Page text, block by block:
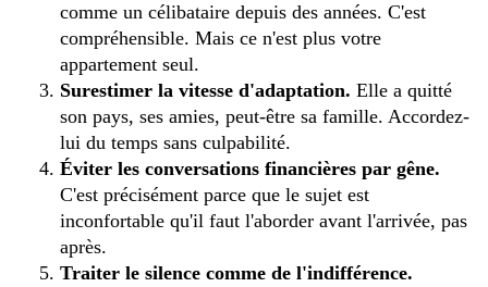
comme un célibataire depuis des années. C'est
compréhensible. Mais ce n'est plus votre
appartement seul.
Surestimer la vitesse d'adaptation. Elle a quitté
son pays, ses amies, peut-être sa famille. Accordez-
lui du temps sans culpabilité.
Éviter les conversations financières par gêne.
C'est précisément parce que le sujet est
inconfortable qu'il faut l'aborder avant l'arrivée, pas
après.
Traiter le silence comme de l'indifférence.